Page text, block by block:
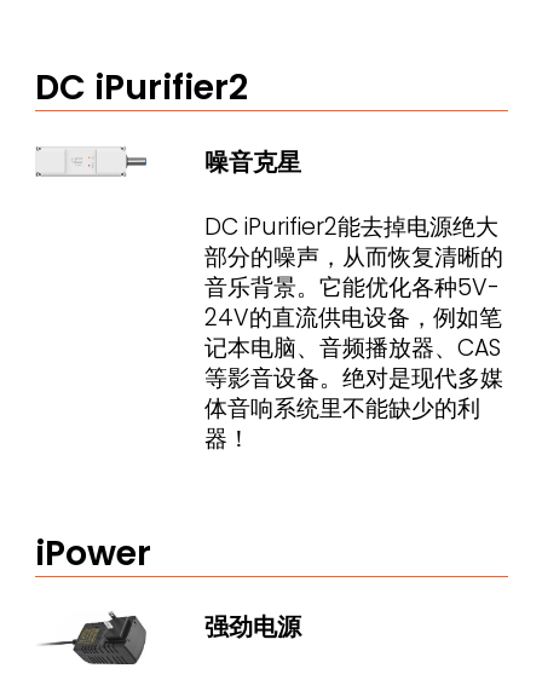
DC iPurifier2
噪音克星
DC iPurifier2能去掉电源绝大
部分的噪声，从而恢复清晰的
音乐背景。它能优化各种5V-
24V的直流供电设备，例如笔
记本电脑、音频播放器、CAS
等影音设备。绝对是现代多媒
体音响系统里不能缺少的利
器！
iPower
强劲电源